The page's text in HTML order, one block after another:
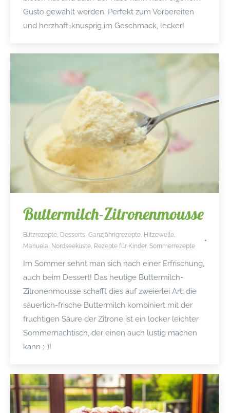
Gusto gewählt werden. Perfekt zum Vorbereiten
und herzhaft-knusprig im Geschmack, lecker!
Buttermilch-Zitronenmousse
Blitzrezepte Desserts Ganzjährigrezepte Hitzewelle
Manuela Nordseeküste Rezepte für Kinder, Sommerrezepte
Im Sommer sehnt man sich nach einer Erfrischung,
auch beim Dessert! Das heutige Buttermilch-
Zitronenmousse schafft dies auf zweierlei Art: die
säuerlich-frische Buttermilch kombiniert mit der
fruchtigen Säure der Zitrone ist ein locker leichter
Sommernachtisch, der einen auch lustig machen
kann ;-)!